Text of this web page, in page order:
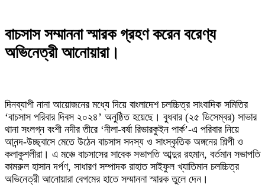
বাচসাস সম্মাননা স্মারক গ্রহণ করেন বরেণ্য
অভিনেত্রী আনোয়ারা।
দিনব্যাপী নানা আয়োজনের মধ্যে দিয়ে বাংলাদেশ চলচ্চিত্র সাংবাদিক সমিতির
‘বাচসাস পরিবার দিবস ২০২৪’ অনুষ্ঠিত হয়েছে। বুধবার (২৫ ডিসেম্বর) সাভার
থানা সংলগ্ন বংশী নদীর তীরে ‘নীলা-বর্ষা রিভারকুইন পার্ক’-এ পরিবার নিয়ে
আনন্দ-উচ্ছ্বাসে মেতে উঠেন বাচসাস সদস্য ও সাংস্কৃতিক অঙ্গনের শিল্পী ও
কলাকুশলীরা। এ মঞ্চে বাচসাসের সাবেক সভাপতি আব্দুর রহমান, বর্তমান সভাপতি
কামরুল হাসান দর্পণ, সাধারণ সম্পাদক রাহাত সাইফুল খ্যাতিমান চলচ্চিত্র
অভিনেত্রী আনোয়ারা বেগমের হাতে সম্মাননা স্মারক তুলে দেন।